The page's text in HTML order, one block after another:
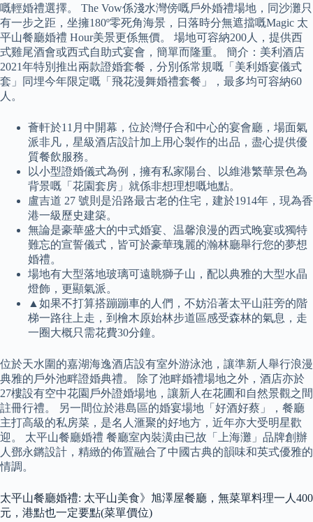
嘅輕婚禮選擇。 The Vow係淺水灣傍嘅戶外婚禮場地，同沙灘只
有一步之距，坐擁180º零死角海景，日落時分無遮擋嘅Magic 太
平山餐廳婚禮 Hour美景更係無價。 場地可容納200人，提供西
式雞尾酒會或西式自助式宴會，簡單而隆重。 簡介：美利酒店
2021年特別推出兩款證婚套餐，分別係常規嘅「美利婚宴儀式
套」同埋今年限定嘅「飛花漫舞婚禮套餐」，最多均可容納60
人。
薈軒於11月中開幕，位於灣仔合和中心的宴會廳，場面氣
派非凡，星級酒店設計加上用心製作的出品，盡心提供優
質餐飲服務。
以小型證婚儀式為例，擁有私家陽台、以維港繁華景色為
背景嘅「花園套房」就係非想理想嘅地點。
盧吉道 27 號則是沿路最古老的住宅，建於1914年，現為香
港一級歷史建築。
無論是豪華盛大的中式婚宴、温馨浪漫的西式晚宴或獨特
難忘的宣誓儀式，皆可於豪華瑰麗的瀚林廳舉行您的夢想
婚禮。
場地有大型落地玻璃可遠眺獅子山，配以典雅的大型水晶
燈飾，更顯氣派。
▲如果不打算搭蹦蹦車的人們，不妨沿著太平山莊旁的階
梯一路往上走，到檜木原始林步道區感受森林的氣息，走
一圈大概只需花費30分鐘。
位於天水圍的嘉湖海逸酒店設有室外游泳池，讓準新人舉行浪漫
典雅的戶外池畔證婚典禮。 除了池畔婚禮場地之外，酒店亦於
27樓設有空中花園戶外證婚場地，讓新人在花圃和自然景觀之間
註冊行禮。 另一間位於港島區的婚宴場地「好酒好蔡」，餐廳
主打高級的私房菜，是名人滙聚的好地方，近年亦大受明星歡
迎。 太平山餐廳婚禮 餐廳室內裝潢由已故「上海灘」品牌創辦
人鄧永鏘設計，精緻的佈置融合了中國古典的韻味和英式優雅的
情調。
太平山餐廳婚禮: 太平山美食》旭澤屋餐廳，無菜單料理一人400
元，港點也一定要點(菜單價位)